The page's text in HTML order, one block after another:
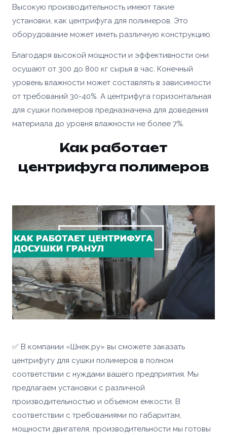
Высокую производительность имеют такие
установки, как центрифуга для полимеров. Это
оборудование может иметь различную конструкцию.
Благодаря высокой мощности и эффективности они
осушают от 300 до 800 кг сырья в час. Конечный
уровень влажности может составлять в зависимости
от требований 30-40%. А центрифуга горизонтальная
для сушки полимеров предназначена для доведения
материала до уровня влажности не более 7%.
Как работает
центрифуга полимеров
✅ В компании «Шнек.ру» вы сможете заказать
центрифугу для сушки полимеров в полном
соответствии с нуждами вашего предприятия. Мы
предлагаем установки с различной
производительностью и объемом емкости. В
соответствии с требованиями по габаритам,
мощности двигателя, производительности мы готовы
Товар
Доп. информация
Ваше имя *
Ваше имя *
Согласен с условиямиполитики
ОПТИМИЗАЦИЯ
УПАКОВКИ С
ПАЛЛЕТООБМОТЧИКОМ
YJPO-1650-K
Купить